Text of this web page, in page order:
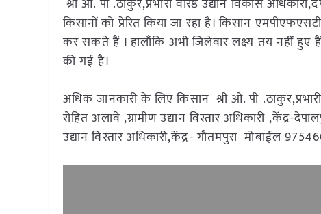
श्री ओ. पी .ठाकुर,प्रभारी वरिष्ठ उद्यान विकास
किसानों को प्रेरित किया जा रहा है। किसान
कर सकते हैं । हालाँकि अभी जिलेवार लक्ष्य तय नहीं हुए
की गई है।
अधिक जानकारी के लिए किसान श्री ओ. पी
रोहित अलावे ,ग्रामीण उद्यान विस्तार अधिकारी ,केंद्र-
उद्यान विस्तार अधिकारी,केंद्र- गौतमपुरा मोबाईल